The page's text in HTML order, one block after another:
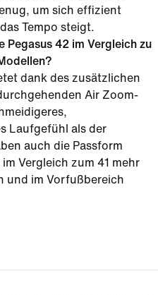
um sich effizient
Tempo steigt.
Pegasus 42 im Vergleich zu
dank des zusätzlichen
Air Zoom-
Laufgefühl als der
auch die Passform
Vergleich zum 41 mehr
und im Vorfußbereich